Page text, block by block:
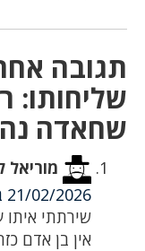
תגובה
שליחותו:
שחאדה
מוריאל
21/02/2026 בשעה 22:53
שירתתי
אין בן אדם